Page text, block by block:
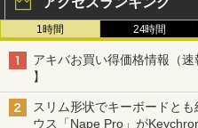
1時間 24時間
アキバお買い得価格情報（
】
スリム形状でキーボードと
ウス「Nape Pro」が